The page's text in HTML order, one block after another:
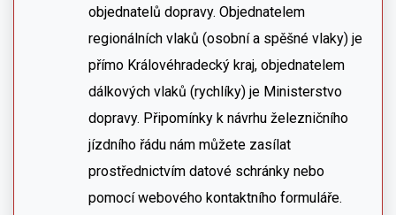
objednatelů dopravy. Objednatelem
regionálních vlaků (osobní a spěšné vlaky) je
přímo Královéhradecký kraj, objednatelem
dálkových vlaků (rychlíky) je Ministerstvo
dopravy. Připomínky k návrhu železničního
jízdního řádu nám můžete zasílat
prostřednictvím datové schránky nebo
pomocí webového kontaktního formuláře.